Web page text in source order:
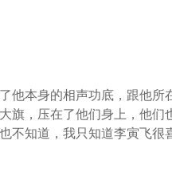
他本身的相声功底，跟他所
，压在了他们身上，他们
知道，我只知道李寅飞很